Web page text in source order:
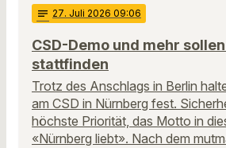
notes 27. Juli 2026 09:06
CSD-Demo und mehr
stattfinden
Trotz des Anschlags in Berlin
am CSD in Nürnberg fest.
höchste Priorität, das Motto in
«Nürnberg liebt». Nach dem